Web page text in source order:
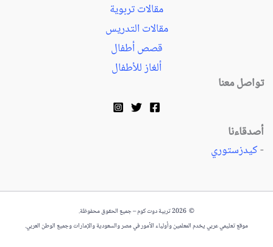
مقالات تربوية
مقالات التدريس
قصص أطفال
ألغاز للأطفال
تواصل معنا
أصدقاءنا
-كيدزستوري
© 2026 تربية دوت كوم – جميع الحقوق محفوظة.
موقع تعليمي عربي يخدم المعلمين وأولياء الأمور في مصر والسعودية والإمارات وجميع الوطن العربي.